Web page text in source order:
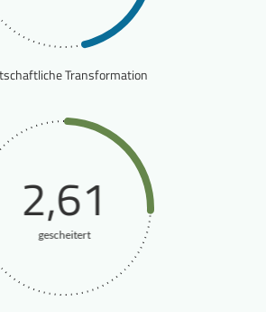
Transformation
2,61
gescheitert